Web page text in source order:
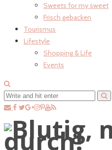
Sweets for my sweet
Frisch gebacken
Tourismus
Lifestyle
Shopping & Life
Events